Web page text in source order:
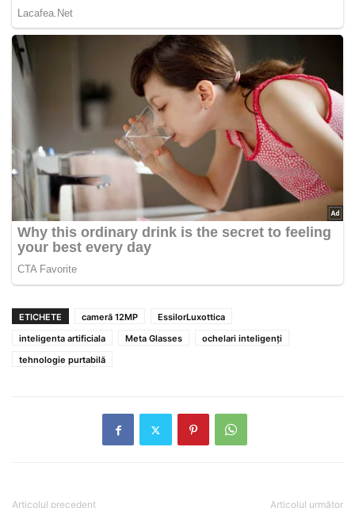
ETICHETE cameră 12MP
EssilorLuxottica
inteligenta artificiala
Meta Glasses
ochelari inteligenți
tehnologie purtabilă
Articolul precedent Articolul următor